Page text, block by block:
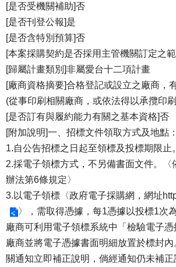
[是否受機關補助]否
[是否刊登公報]是
[是否含特別預算]否
[本案採購契約是否採用主管機關訂定之
[歸屬計畫類別]非屬愛台十二項計畫
[廠商資格摘要]合格登記或設立之廠商，
(從事印刷相關廠商，或依法得以承攬印刷
[是否訂有與履約能力有關之基本資格]否
[附加說明]一、招標文件領取方式及地點：
1.自公告招標之日起至領標及投標期限止。
2.採電子領標方式，不另備書面文件。〈
辦法第6條規定〉
3.以電子領標〈政府電子採購網，網址
〉，需取得憑據，每1憑據以投標1次
廠商可利用電子領標系統中「檢驗電子憑
廠商並將電子憑據書面明細放置於標封
關通知立即補正說明，倘經通知仍未補